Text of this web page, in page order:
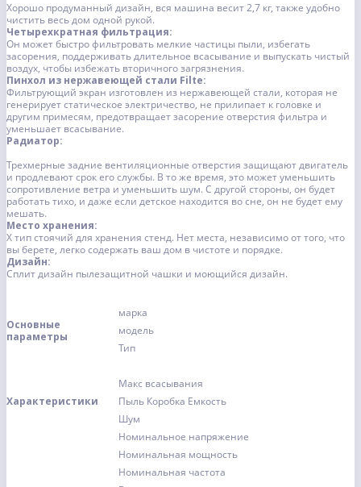
Хорошо продуманный дизайн, вся машина весит 2,7 кг, также удобно
чистить весь дом одной рукой.
Четырехкратная фильтрация:
Он может быстро фильтровать мелкие частицы пыли, избегать
засорения, поддерживать длительное всасывание и выпускать чистый
воздух, чтобы избежать вторичного загрязнения.
Пинхол из нержавеющей стали Filte:
Фильтрующий экран изготовлен из нержавеющей стали, которая не
генерирует статическое электричество, не прилипает к головке и
другим примесям, предотвращает засорение отверстия фильтра и
уменьшает всасывание.
Радиатор:
Трехмерные задние вентиляционные отверстия защищают двигатель
и продлевают срок его службы. В то же время, это может уменьшить
сопротивление ветра и уменьшить шум. С другой стороны, он будет
работать тихо, и даже если детское находится во сне, он не будет ему
мешать.
Место хранения:
Х тип стоячий для хранения стенд. Нет места, независимо от того, что
вы берете, легко содержать ваш дом в чистоте и порядке.
Дизайн:
Сплит дизайн пылезащитной чашки и моющийся дизайн.
Основные
параметры
марка
модель
Тип
Характеристики
Макс всасывания
Пыль Коробка Емкость
Шум
Номинальное напряжение
Номинальная мощность
Номинальная частота